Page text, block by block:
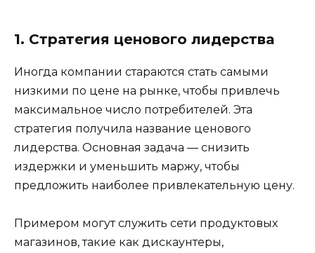
1. Стратегия ценового лидерства
Иногда компании стараются стать самыми
низкими по цене на рынке, чтобы привлечь
максимальное число потребителей. Эта
стратегия получила название ценового
лидерства. Основная задача — снизить
издержки и уменьшить маржу, чтобы
предложить наиболее привлекательную цену.
Примером могут служить сети продуктовых
магазинов, такие как дискаунтеры,